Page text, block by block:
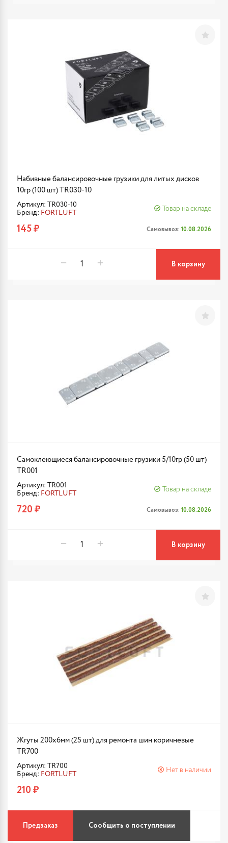
Набивные балансировочные грузики для литых дисков
10гр (100 шт) TR030-10
Артикул: TR030-10
Бренд: FORTLUFT
Товар на складе
145 ₽ Самовывоз: 10.08.2026
В корзину
Самоклеющиеся балансировочные грузики 5/10гр (50 шт)
TR001
Артикул: TR001
Бренд: FORTLUFT
Товар на складе
720 ₽ Самовывоз: 10.08.2026
В корзину
Жгуты 200x6мм (25 шт) для ремонта шин коричневые
TR700
Артикул: TR700
Бренд: FORTLUFT
Нет в наличии
210 ₽
Предзаказ Сообщить о поступлении